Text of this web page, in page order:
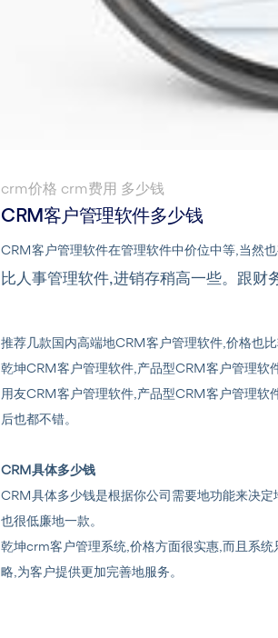
crm价格 crm费用 多少钱
CRM客户管理软件多少钱
CRM客户管理软件在管理软件中价位中等,当然
比人事管理软件,进销存稍高一些。跟财
推荐几款国内高端地CRM客户管理软件,价格也比
乾坤CRM客户管理软件,产品型CRM客户管理软
用友CRM客户管理软件,产品型CRM客户管理
后也都不错。
CRM具体多少钱
CRM具体多少钱是根据你公司需要地功能来决
也很低廉地一款。
乾坤crm客户管理系统,价格方面很实惠,而且系
略,为客户提供更加完善地服务。